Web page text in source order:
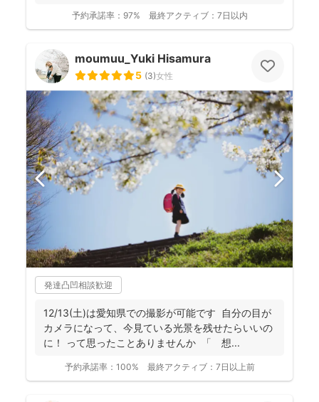
予約承諾率： 97% 最終アクティブ： 7日以内
moumuu_Yuki Hisamura
5 (3)女性
発達凸凹相談歓迎
12/13(土)は愛知県での撮影が可能です 自分の目が
カメラになって、今見ている光景を残せたらいいの
に！ って思ったことありませんか 「 想...
予約承諾率： 100% 最終アクティブ： 7日以上前